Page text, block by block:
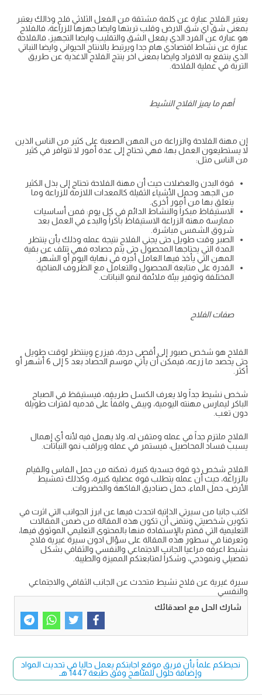
يعتبر الفلاح عبارة عن كلمة مشتقة من الفعل الثلاثي فلح وذالك يعتبر
بمعنى شق اي شق الارض وقلب تربتها وايضا جهزها للزراعة، فالفلاح
هو عبارة عن الفرد الذي يفعل الشق والتقليب وايضا التجهيز، فالفلاحة
عبارة عن نشاط اقتصادي هام جدا ويرتبط بالانتاج الحيواني وايضا النباتي
الذي ينتفع به الافراد وايضا بمعنى اخر ينتج الفلاح الاغذية عن طريق
التربة في عملية الفلاحة.
أهم ما يميز الفلاح النشيط
إن مهنة الفلاحة والزراعة من المهن الصعبة على كثير من الناس الذين
لا يستطيعون العمل بها، فهي تحتاج إلى عدة أمور لا تتوافر في كثير
من الناس مثل:
قوة البدن والعضلات حيث أن مهنة الفلاحة تحتاج إلى بذل الكثير
من الجهد وحمل الأشياء الثقيلة كالمعدات اللازمة للزراعة وما
يتعلق بها من أمور أخرى.
الاستيقاظ مبكراً والنشاط الدائم في كل يوم: فمن أساسيات
ممارسة مهنة الزراعة الاستيقاظ باكراً والبدء في العمل بعد
شروق الشمس مباشرة.
الصبر وقت طويل حتى يجني الفلاح نتيجة عمله وذلك بأن ينتظر
المدة التي يحتاجها المحصول حتى يتم حصاده فهي تتلف عن بقية
المهن التي يأخذ فيها العامل أجره في نهاية اليوم أو الشهر.
القدرة على متابعة المحصول والتعامل مع الظروف المناخية
المختلفة وتوفير بيئة ملائمة لنمو النباتات.
صفات الفلاح
الفلاح هو شخص صبور إلى أقصى درجة، فيزرع وينتظر لوقت طويل
حتى يحصد ما زرعه، فيمكن أن يأتي موسم الحصاد بعد 5 إلى 6 أشهر أو
أكثر.
شخص نشيط جداً ولا يعرف الكسل طريقه، فيستيقظ في الصباح
الباكر ليمارس مهنته اليومية، ويبقى واقفاً على قدميه لفترات طويلة
دون تعب.
الفلاح ملتزم جداً في عمله ومتقن له، ولا يهمل فيه لأنه أي إهمال
يسبب فساد المحاصيل، فيستمر في عمله ويراقب نمو النباتات.
الفلاح شخص ذو قوة جسدية كبيرة، تمكنه من حمل الفاس والقيام
بالزراعة، حيث أن عمله يتطلب قوة عضلية كبيرة، وكذلك تمشيط
الأرض، حمل الماء، حمل صناديق الفاكهة والخضروات.
اكتب جانبا من سيرتي الذاتية اتحدث فيها عن ابرز الجوانب التي اثرت في
تكوين شخصيتي ونتمنى أن تكون هذه المقالة من ضمن المقالات
التعليمية التي قمتم بالإستفادة منها بالمحتوى التعليمي الموثوق فيها،
وتعرفنا في سطور هذه المقالة على سؤال ادون سيرة غيرية فلاح
نشيط اعرفه مراعيا الجانب الاجتماعي والنفسي والثقافي بشكل
تفصيلي ونموذجي، وشكراً لمتابعتكم المميزة والطيبة.
سيرة غيرية عن فلاح نشيط متحدث عن الجانب الثقافي والاجتماعي
والنفسي
شارك الحل مع اصدقائك
نحيطكم علماً بأن فريق موقع اجابتكم يعمل حاليا في تحديث المواد
وإضافة حلول للمناهج وفق طبعة 1447 هـ